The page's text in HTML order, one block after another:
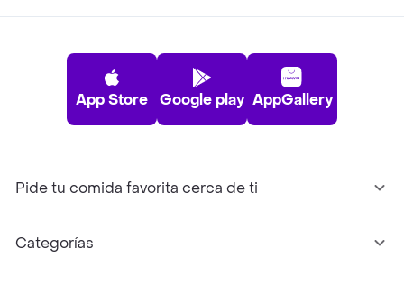
App Store Google play AppGallery
Pide tu comida favorita cerca de ti
Categorías